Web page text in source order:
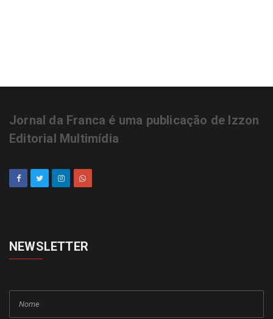
Jornal da Franca é uma publicação de Izzon
Editorial Multimídia
NEWSLETTER